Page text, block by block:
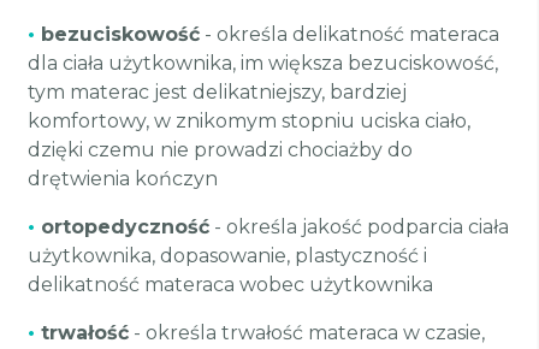
• bezuciskowość - określa delikatność materaca
dla ciała użytkownika, im większa bezuciskowość,
tym materac jest delikatniejszy, bardziej
komfortowy, w znikomym stopniu uciska ciało,
dzięki czemu nie prowadzi chociażby do
drętwienia kończyn
• ortopedyczność - określa jakość podparcia ciała
użytkownika, dopasowanie, plastyczność i
delikatność materaca wobec użytkownika
• trwałość - określa trwałość materaca w czasie,